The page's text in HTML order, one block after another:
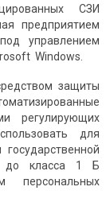
СЗИ
предприятием
управлением
Windows.
защиты
регулирующих
для
до класса 1 Б
персональных